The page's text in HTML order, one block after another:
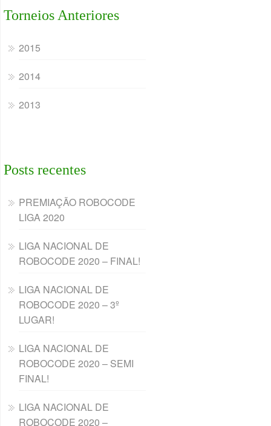
Torneios Anteriores
2015
2014
2013
Posts recentes
PREMIAÇÃO ROBOCODE
LIGA 2020
LIGA NACIONAL DE
ROBOCODE 2020 – FINAL!
LIGA NACIONAL DE
ROBOCODE 2020 – 3º
LUGAR!
LIGA NACIONAL DE
ROBOCODE 2020 – SEMI
FINAL!
LIGA NACIONAL DE
ROBOCODE 2020 –